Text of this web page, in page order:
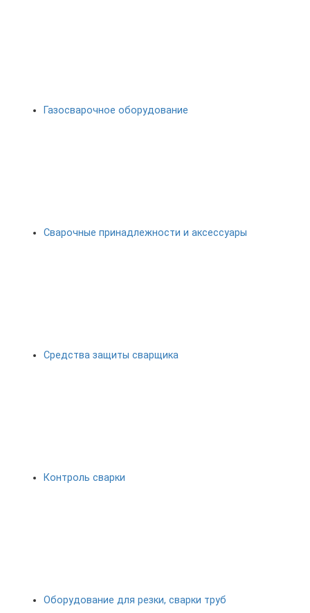
Газосварочное оборудование
Сварочные принадлежности и аксессуары
Средства защиты сварщика
Контроль сварки
Оборудование для резки, сварки труб